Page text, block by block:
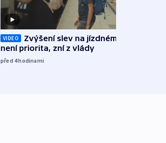
VIDEO
Zvýšení slev na jízdném teď
není priorita, zní z vlády
před 4hodinami